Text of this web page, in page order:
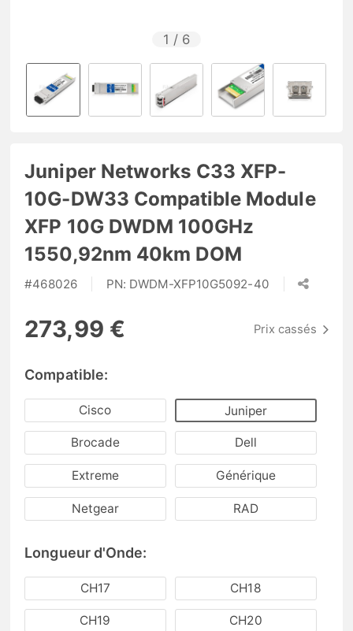
1 / 6
Juniper Networks C33 XFP-
10G-DW33 Compatible Module
XFP 10G DWDM 100GHz
1550,92nm 40km DOM
#468026 PN: DWDM-XFP10G5092-40
273,99 € Prix cassés
Compatible:
Cisco Juniper
Brocade Dell
Extreme Générique
Netgear RAD
Longueur d'Onde:
CH17 CH18
CH19 CH20